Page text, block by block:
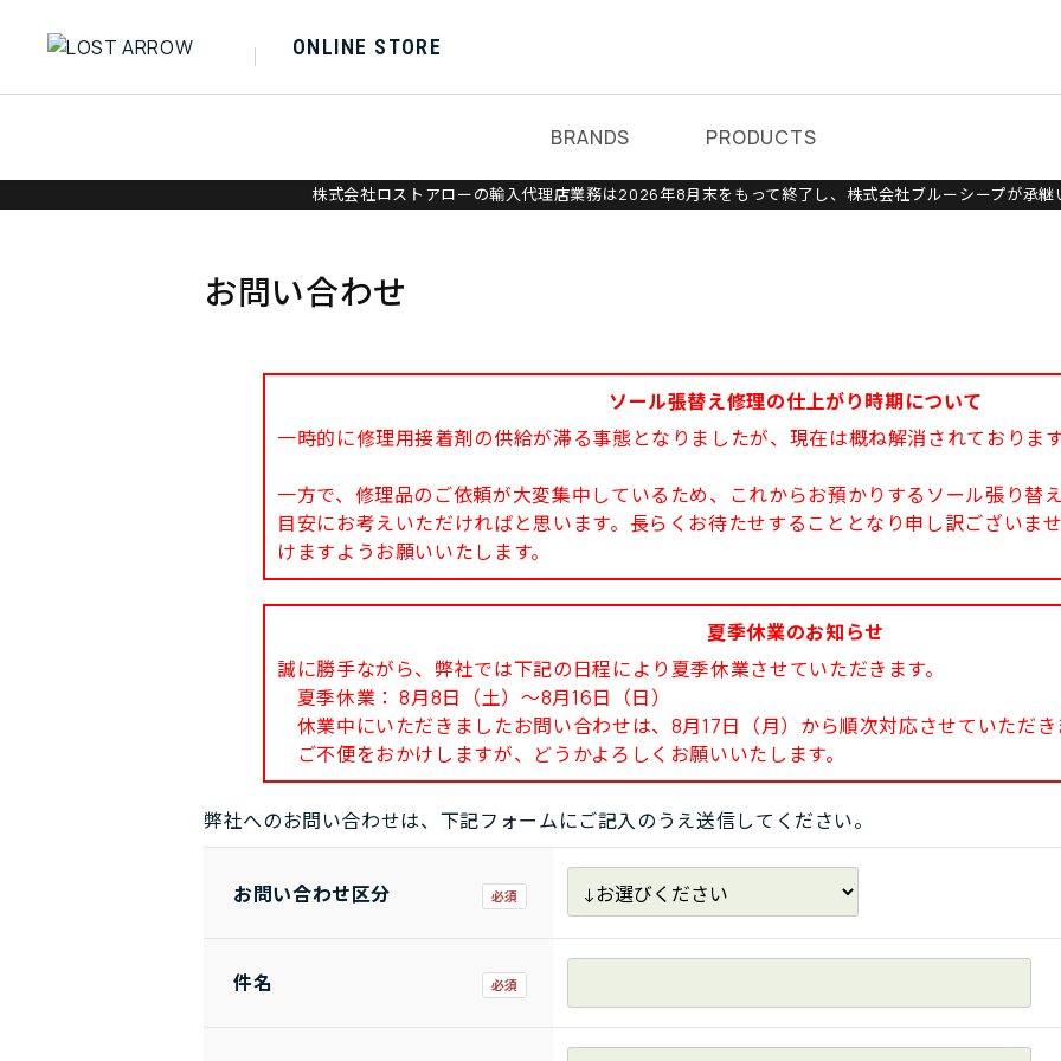
ONLINE STORE
BRANDS PRODUCTS
株式会社ロストアローの輸入代理店業務は2026年8月末をもって終了し、株式会社ブルーシープが承継
お問い合わせ
ソール張替え修理の仕上がり時期について
一時的に修理用接着剤の供給が滞る事態となりましたが、現在は概ね解消されておりま
一方で、修理品のご依頼が大変集中しているため、これからお預かりするソール張り替
目安にお考えいただければと思います。長らくお待たせすることとなり申し訳ございま
けますようお願いいたします。
夏季休業のお知らせ
誠に勝手ながら、弊社では下記の日程により夏季休業させていただきます。
夏季休業： 8月8日（土）～8月16日（日）
休業中にいただきましたお問い合わせは、8月17日（月）から順次対応させていただき
ご不便をおかけしますが、どうかよろしくお願いいたします。
弊社へのお問い合わせは、下記フォームにご記入のうえ送信してください。
お問い合わせ区分
件名